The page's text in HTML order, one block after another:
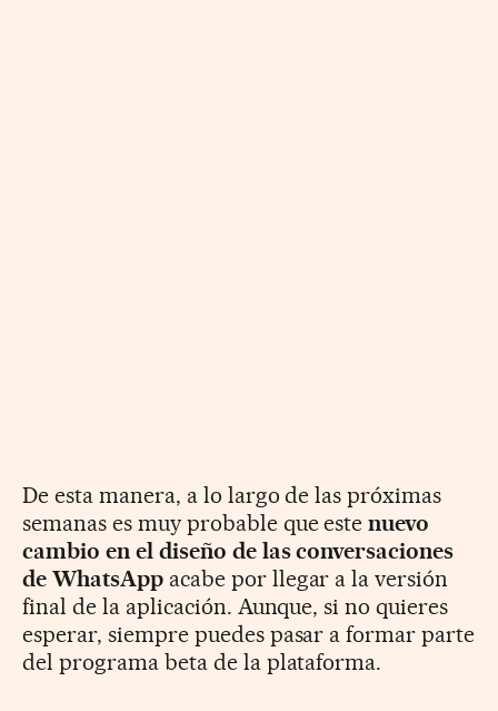
De esta manera, a lo largo de las próximas
semanas es muy probable que estenuevo
cambio en el diseño de las conversaciones
de WhatsAppacabe por llegar a la versión
final de la aplicación. Aunque, si no quieres
esperar, siempre puedes pasar a formar parte
del programa beta de la plataforma.